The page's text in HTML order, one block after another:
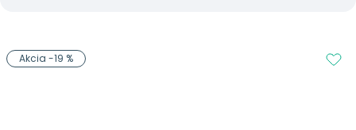
Akcia -19 %